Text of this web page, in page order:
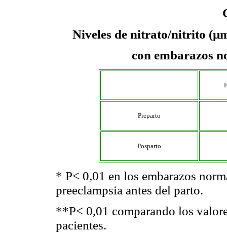
Niveles de nitrato/nitrito
con embarazos
Preparto
Posparto
* P< 0,01 en los embarazos
preeclampsia antes del parto.
**P< 0,01 comparando los
pacientes.